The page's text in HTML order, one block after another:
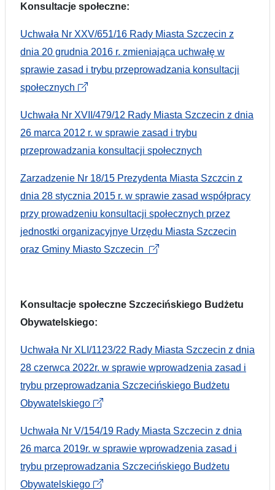
Konsultacje społeczne:
Uchwała Nr XXV/651/16 Rady Miasta Szczecin z
dnia 20 grudnia 2016 r. zmieniająca uchwałę w
sprawie zasad i trybu przeprowadzania konsultacji
społecznych
Uchwała Nr XVII/479/12 Rady Miasta Szczecin z dnia
26 marca 2012 r. w sprawie zasad i trybu
przeprowadzania konsultacji społecznych
Zarzadzenie Nr 18/15 Prezydenta Miasta Szczcin z
dnia 28 stycznia 2015 r. w sprawie zasad współpracy
przy prowadzeniu konsultacji społecznych przez
jednostki organizacyjnye Urzędu Miasta Szczecin
oraz Gminy Miasto Szczecin
Konsultacje społeczne Szczecińskiego Budżetu
Obywatelskiego:
Uchwała Nr XLI/1123/22 Rady Miasta Szczecin z dnia
28 czerwca 2022r. w sprawie wprowadzenia zasad i
trybu przeprowadzania Szczecińskiego Budżetu
Obywatelskiego
Uchwała Nr V/154/19 Rady Miasta Szczecin z dnia
26 marca 2019r. w sprawie wprowadzenia zasad i
trybu przeprowadzania Szczecińskiego Budżetu
Obywatelskiego